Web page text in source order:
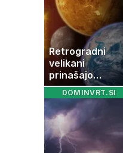
Retrogradni
velikani
prinašajo
pomembne
premike – kaj
pomeni, da so
Saturn, Neptun
in Pluton hkrati
retrogradni?
DOMINVRT.SI